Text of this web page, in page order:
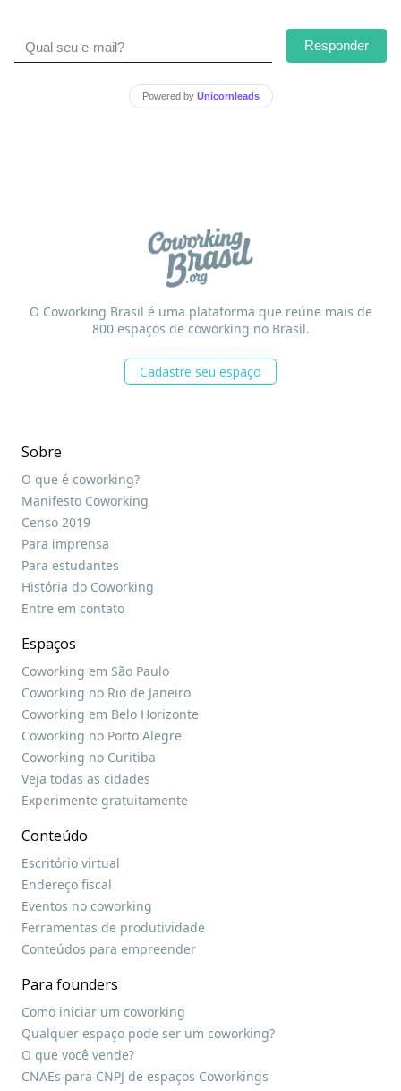
Responder
Powered by Unicornleads
O Coworking Brasil é uma plataforma que reúne mais de
800 espaços de coworking no Brasil.
Cadastre seu espaço
Sobre
O que é coworking?
Manifesto Coworking
Censo 2019
Para imprensa
Para estudantes
História do Coworking
Entre em contato
Espaços
Coworking em São Paulo
Coworking no Rio de Janeiro
Coworking em Belo Horizonte
Coworking no Porto Alegre
Coworking no Curitiba
Veja todas as cidades
Experimente gratuitamente
Conteúdo
Escritório virtual
Endereço fiscal
Eventos no coworking
Ferramentas de produtividade
Conteúdos para empreender
Para founders
Como iniciar um coworking
Qualquer espaço pode ser um coworking?
O que você vende?
CNAEs para CNPJ de espaços Coworkings